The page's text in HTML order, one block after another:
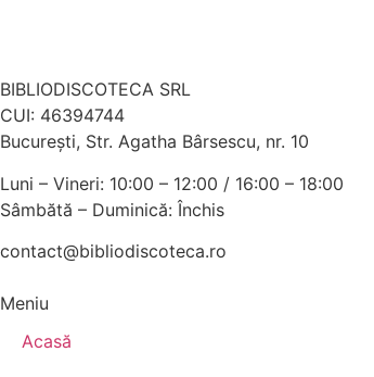
BIBLIODISCOTECA SRL
CUI: 46394744
Bucureşti, Str. Agatha Bârsescu, nr. 10
Luni – Vineri: 10:00 – 12:00 / 16:00 – 18:00
Sâmbătă – Duminică: Închis
contact@bibliodiscoteca.ro
Meniu
Acasă